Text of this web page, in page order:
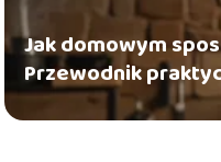
Jak domowym
Przewodnik